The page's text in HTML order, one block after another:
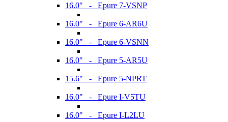
16.0" - Epure 7-VSNP
16.0" - Epure 6-AR6U
16.0" - Epure 6-VSNN
16.0" - Epure 5-AR5U
15.6" - Epure 5-NPRT
16.0" - Epure I-V5TU
16.0" - Epure I-L2LU